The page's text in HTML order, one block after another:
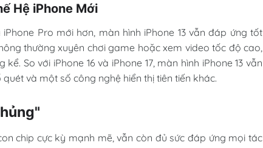
Hệ iPhone Mới
Pro mới hơn, màn hình iPhone 13 vẫn đáp ứng tốt
thường xuyên chơi game hoặc xem video tốc độ cao,
So với iPhone 16 và iPhone 17, màn hình iPhone 13 vẫn
và một số công nghệ hiển thị tiên tiến khác.
chip cực kỳ mạnh mẽ, vẫn còn đủ sức đáp ứng mọi tác